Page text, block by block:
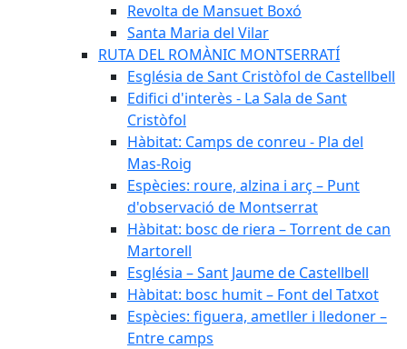
Revolta de Mansuet Boxó
Santa Maria del Vilar
RUTA DEL ROMÀNIC MONTSERRATÍ
Església de Sant Cristòfol de Castellbell
Edifici d'interès - La Sala de Sant
Cristòfol
Hàbitat: Camps de conreu - Pla del
Mas-Roig
Espècies: roure, alzina i arç – Punt
d'observació de Montserrat
Hàbitat: bosc de riera – Torrent de can
Martorell
Església – Sant Jaume de Castellbell
Hàbitat: bosc humit – Font del Tatxot
Espècies: figuera, ametller i lledoner –
Entre camps